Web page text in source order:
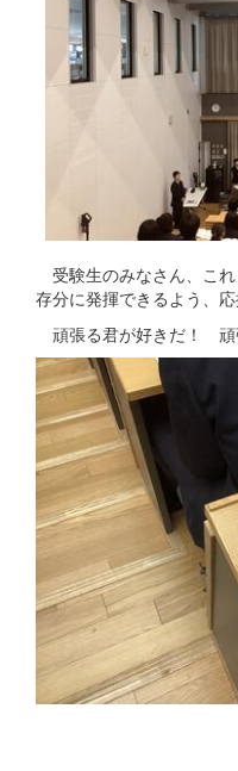
受験生のみなさん、こ
存分に発揮できるよう、応
頑張る君が好きだ！ 頑